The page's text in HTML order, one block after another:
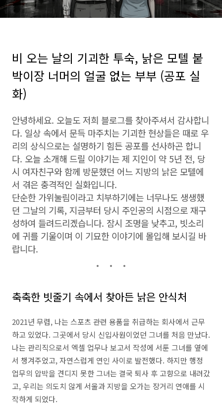
비 오는 날의 기괴한 투숙, 낡은 모텔 붙
박이장 너머의 얼굴 없는 부부 (공포 실
화)
안녕하세요. 오늘도 저희 블로그를 찾아주셔서 감사합니
다. 일상 속에서 문득 마주치는 기괴한 현상들은 때로 우
리의 상식으로는 설명하기 힘든 공포를 선사하곤 합니
다. 오늘 소개해 드릴 이야기는 제 지인이 약 5년 전, 당
시 여자친구와 함께 방문했던 어느 지방의 낡은 모텔에
서 겪은 충격적인 실화입니다.
단순한 가위눌림이라고 치부하기에는 너무나도 생생했
던 그날의 기록, 지금부터 당시 주인공의 시점으로 재구
성하여 들려드리겠습니다. 잠시 조명을 낮추고, 빗소리
에 귀를 기울이며 이 기묘한 이야기에 몰입해 보시길 바
랍니다.
축축한 빗줄기 속에서 찾아든 낡은 안식처
2021년 무렵, 나는 스포츠 관련 용품을 취급하는 회사에서 근무
하고 있었다. 그곳에서 당시 신입사원이었던 그녀를 처음 만났다.
나는 관리직으로서 엑셀 업무나 보고서 작성에 서툰 그녀를 옆에
서 챙겨주었고,자연스럽게 연인 사이로 발전했다. 하지만 행정
업무의 압박을 견디지 못한 그녀는 결국 퇴사 후 고향으로 내려갔
고,우리는 의도치 않게 서울과 지방을 오가는 장거리 연애를 시
작하게 되었다.